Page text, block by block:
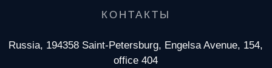
КОНТАКТЫ
Russia, 194358 Saint-Petersburg, Engelsa Avenue, 154,
office 404